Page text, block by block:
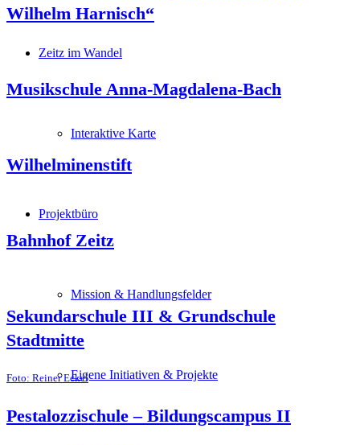
Zeitz im Wandel
Interaktive Karte
Projektbüro
Mission & Handlungsfelder
Eigene Initiativen & Projekte
Wilhelm Harnisch“
Musikschule Anna-Magdalena-Bach
Wilhelminenstift
Bahnhof Zeitz
Sekundarschule III & Grundschule
Stadtmitte
Foto: Reiner Eckel
Pestalozzischule – Bildungscampus II